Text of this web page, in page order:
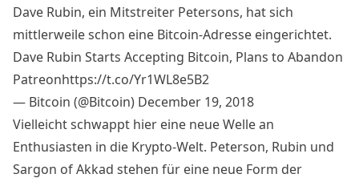
Dave Rubin, ein Mitstreiter Petersons, hat sich
mittlerweile schon eine Bitcoin-Adresse eingerichtet.
Dave Rubin Starts Accepting Bitcoin, Plans to Abandon
Patreonhttps://t.co/Yr1WL8e5B2
— Bitcoin (@Bitcoin) December 19, 2018
Vielleicht schwappt hier eine neue Welle an
Enthusiasten in die Krypto-Welt. Peterson, Rubin und
Sargon of Akkad stehen für eine neue Form der